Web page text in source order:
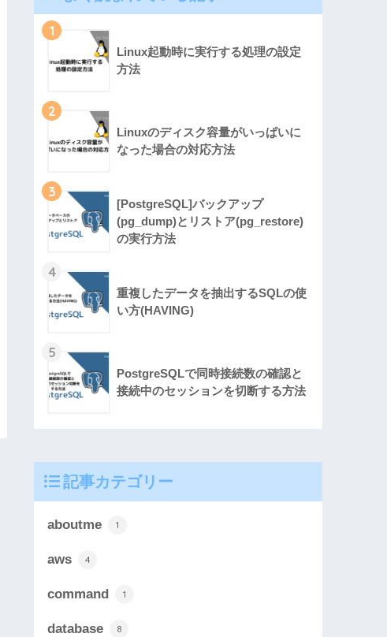
1
Linux起動時に実行する処理の設定
方法
2
Linuxのディスク容量がいっぱいに
なった場合の対応方法
3
[PostgreSQL]バックアップ
(pg_dump)とリストア(pg_restore)
の実行方法
4
重複したデータを抽出するSQLの使
い方(HAVING)
5
PostgreSQLで同時接続数の確認と
接続中のセッションを切断する方法
記事カテゴリー
aboutme 1
aws 4
command 1
database 8